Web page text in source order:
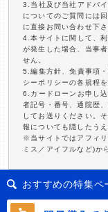
3.当社及び当社アドバ
についてのご質問には
に直接お問い合わせ下さ
4.本サイトに関して、
が発生した場合、当事
せん。
5.編集方針、免責事項
シーポリシーの各規程
6.カードローンお申し
者記号・番号、通院歴
してお送りください。
報についても隠したう
※当サイトではアフィ
ミス／アイフルなど)か
おすすめの特集ペ